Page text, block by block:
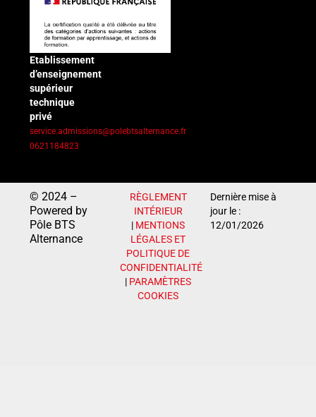
Etablissement
d’enseignement
supérieur
technique
privé
service.admissions@polebtsalternance.fr
0621184823
© 2024 –
Powered by
Pôle BTS
Alternance
RÈGLEMENT
INTÉRIEUR
| MENTIONS
LÉGALES ET
POLITIQUE DE
CONFIDENTIALITÉ
| PARAMÈTRES
COOKIES
Dernière mise à
jour le :
12/01/2026